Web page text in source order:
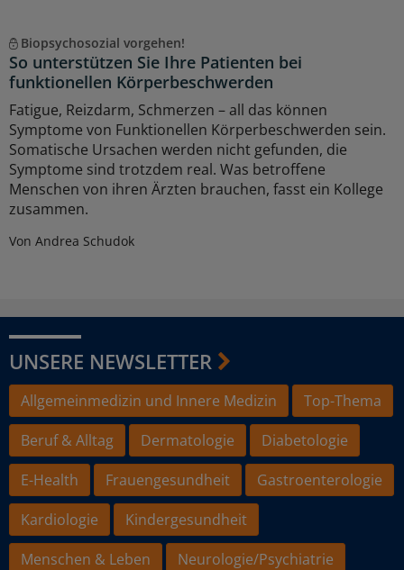
Biopsychosozial vorgehen!
So unterstützen Sie Ihre Patienten bei
funktionellen Körperbeschwerden
Fatigue, Reizdarm, Schmerzen – all das können
Symptome von Funktionellen Körperbeschwerden sein.
Somatische Ursachen werden nicht gefunden, die
Symptome sind trotzdem real. Was betroffene
Menschen von ihren Ärzten brauchen, fasst ein Kollege
zusammen.
Von Andrea Schudok
UNSERE NEWSLETTER
Allgemeinmedizin und Innere Medizin
Top-Thema
Beruf & Alltag
Dermatologie
Diabetologie
E-Health
Frauengesundheit
Gastroenterologie
Kardiologie
Kindergesundheit
Menschen & Leben
Neurologie/Psychiatrie